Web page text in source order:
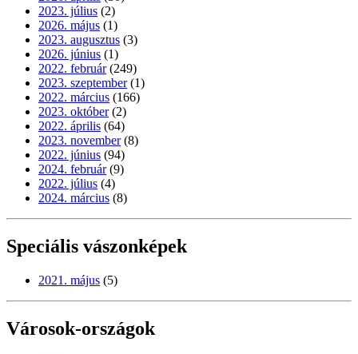
2023. július (2)
2026. május (1)
2023. augusztus (3)
2026. június (1)
2022. február (249)
2023. szeptember (1)
2022. március (166)
2023. október (2)
2022. április (64)
2023. november (8)
2022. június (94)
2024. február (9)
2022. július (4)
2024. március (8)
Speciális vászonképek
2021. május (5)
Városok-országok